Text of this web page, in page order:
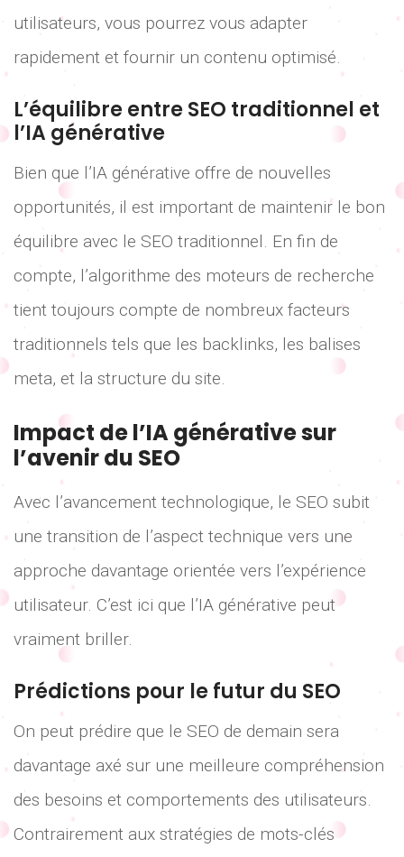
utilisateurs, vous pourrez vous adapter
rapidement et fournir un contenu optimisé.
L’équilibre entre SEO traditionnel et
l’IA générative
Bien que l’IA générative offre de nouvelles
opportunités, il est important de maintenir le bon
équilibre avec le SEO traditionnel. En fin de
compte, l’algorithme des moteurs de recherche
tient toujours compte de nombreux facteurs
traditionnels tels que les backlinks, les balises
meta, et la structure du site.
Impact de l’IA générative sur
l’avenir du SEO
Avec l’avancement technologique, le SEO subit
une transition de l’aspect technique vers une
approche davantage orientée vers l’expérience
utilisateur. C’est ici que l’IA générative peut
vraiment briller.
Prédictions pour le futur du SEO
On peut prédire que le SEO de demain sera
davantage axé sur une meilleure compréhension
des besoins et comportements des utilisateurs.
Contrairement aux stratégies de mots-clés